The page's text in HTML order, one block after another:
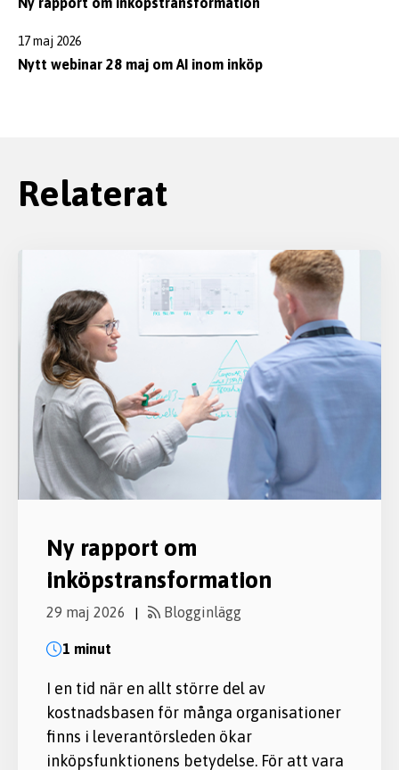
17 maj 2026
Nytt webinar 28 maj om AI inom inköp
Relaterat
Ny rapport om
inköpstransformation
29 maj 2026 | Blogginlägg
1 minut
I en tid när en allt större del av
kostnadsbasen för många organisationer
finns i leverantörsleden ökar
inköpsfunktionens betydelse. För att vara